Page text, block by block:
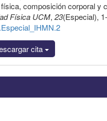
composición corporal y
Física UCM, 23(Especial),
cita